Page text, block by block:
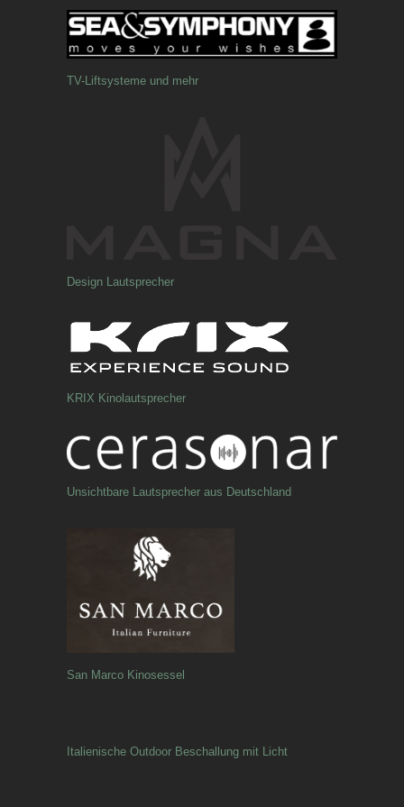
TV-Liftsysteme und mehr
Design Lautsprecher
KRIX Kinolautsprecher
Unsichtbare Lautsprecher aus Deutschland
San Marco Kinosessel
Italienische Outdoor Beschallung mit Licht